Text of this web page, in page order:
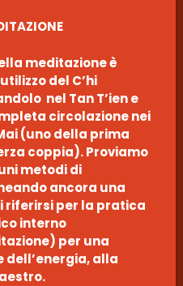
meditazione è
del C’hi
nel Tan T’ien e
circolazione nei
(uno della prima
coppia). Proviamo
metodi di
ancora una
riferirsi per la pratica
interno
per una
dell’energia, alla